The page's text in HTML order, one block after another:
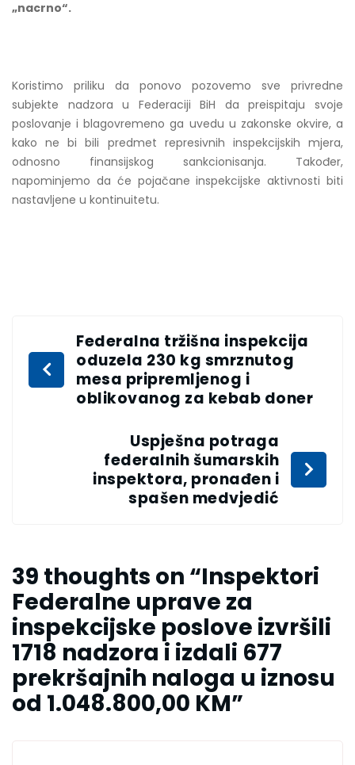
„nacrno“.
Koristimo priliku da ponovo pozovemo sve privredne
subjekte nadzora u Federaciji BiH da preispitaju svoje
poslovanje i blagovremeno ga uvedu u zakonske okvire, a
kako ne bi bili predmet represivnih inspekcijskih mjera,
odnosno finansijskog sankcionisanja. Također,
napominjemo da će pojačane inspekcijske aktivnosti biti
nastavljene u kontinuitetu.
Federalna tržišna inspekcija
oduzela 230 kg smrznutog
mesa pripremljenog i
oblikovanog za kebab doner
Uspješna potraga
federalnih šumarskih
inspektora, pronađen i
spašen medvjedić
39 thoughts on “Inspektori
Federalne uprave za
inspekcijske poslove izvršili
1718 nadzora i izdali 677
prekršajnih naloga u iznosu
od 1.048.800,00 KM”